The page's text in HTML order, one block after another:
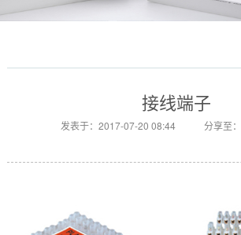
接线端子
发表于：2017-07-20 08:44 分享至：